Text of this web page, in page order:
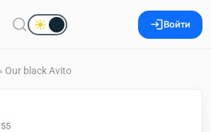
Войти
Our black Avito